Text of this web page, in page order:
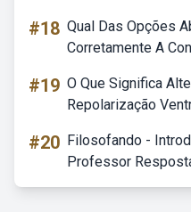
#18 Qual Das Opções
Corretamente A
#19 O Que Significa
Repolarização
#20 Filosofando -
Professor